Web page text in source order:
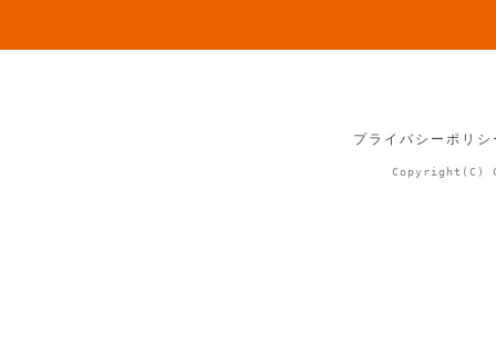
プライバシーポリ
Copyright(C)